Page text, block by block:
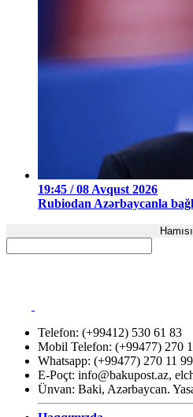
19:45 / 08 Avqust 2026
Rubiodan Azərbaycanla
Hamısı
Telefon: (+99412) 530 61 83
Mobil Telefon: (+99477) 270
Whatsapp: (+99477) 270 11 99
E-Poçt: info@bakupost.az,
Ünvan: Baki, Azərbaycan.